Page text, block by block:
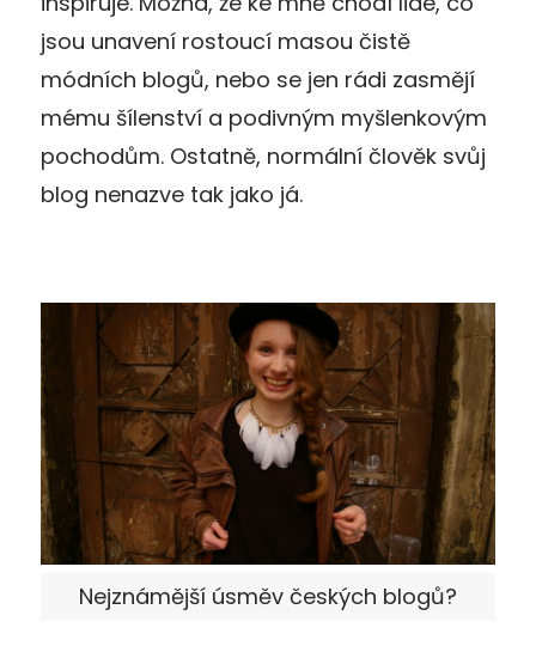
jsou unavení rostoucí masou čistě
módních blogů, nebo se jen rádi zasmějí
mému šílenství a podivným myšlenkovým
pochodům. Ostatně, normální člověk svůj
blog nenazve tak jako já.
Nejznámější úsměv českých blogů?